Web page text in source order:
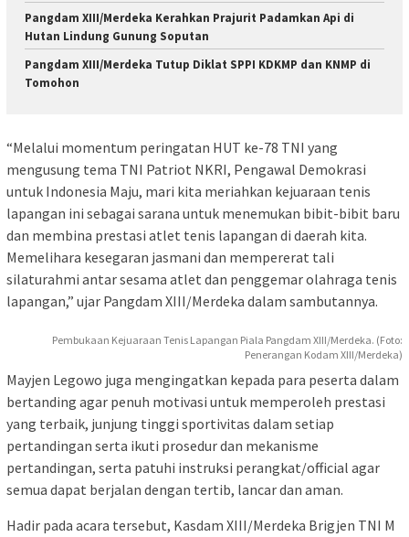
Pangdam XIII/Merdeka Kerahkan Prajurit Padamkan Api di
Hutan Lindung Gunung Soputan
Pangdam XIII/Merdeka Tutup Diklat SPPI KDKMP dan KNMP di
Tomohon
“Melalui momentum peringatan HUT ke-78 TNI yang
mengusung tema TNI Patriot NKRI, Pengawal Demokrasi
untuk Indonesia Maju, mari kita meriahkan kejuaraan tenis
lapangan ini sebagai sarana untuk menemukan bibit-bibit baru
dan membina prestasi atlet tenis lapangan di daerah kita.
Memelihara kesegaran jasmani dan mempererat tali
silaturahmi antar sesama atlet dan penggemar olahraga tenis
lapangan,” ujar Pangdam XIII/Merdeka dalam sambutannya.
Pembukaan Kejuaraan Tenis Lapangan Piala Pangdam XIII/Merdeka. (Foto:
Penerangan Kodam XIII/Merdeka)
Mayjen Legowo juga mengingatkan kepada para peserta dalam
bertanding agar penuh motivasi untuk memperoleh prestasi
yang terbaik, junjung tinggi sportivitas dalam setiap
pertandingan serta ikuti prosedur dan mekanisme
pertandingan, serta patuhi instruksi perangkat/official agar
semua dapat berjalan dengan tertib, lancar dan aman.
Hadir pada acara tersebut, Kasdam XIII/Merdeka Brigjen TNI M